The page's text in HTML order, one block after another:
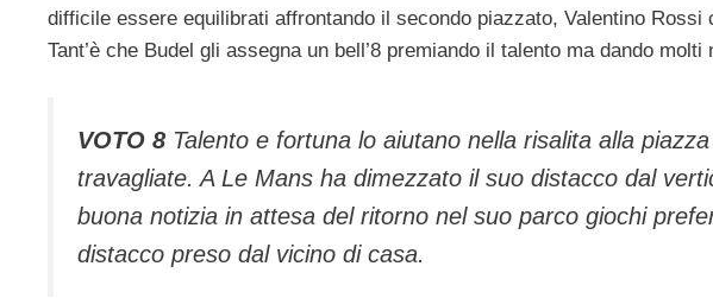
difficile essere equilibrati affrontando il secondo piazzato, Valentino
Tant’è che Budel gli assegna un bell’8 premiando il talento ma dando
VOTO 8 Talento e fortuna lo aiutano nella risalita alla
travagliate. A Le Mans ha dimezzato il suo distacco dal
buona notizia in attesa del ritorno nel suo parco giochi
distacco preso dal vicino di casa.